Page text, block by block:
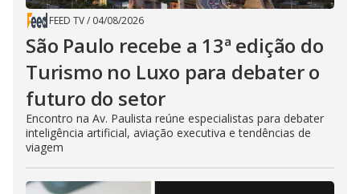
FEED TV/ 04/08/2026
São Paulo recebe a 13ª edição do
Turismo no Luxo para debater o
futuro do setor
Encontro na Av. Paulista reúne especialistas para debater
inteligência artificial, aviação executiva e tendências de
viagem